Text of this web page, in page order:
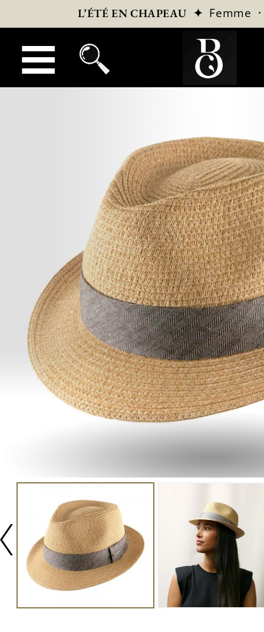
L’ÉTÉ EN CHAPEAU ✦ Femme